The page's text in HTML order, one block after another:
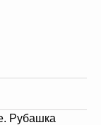
Рубашка